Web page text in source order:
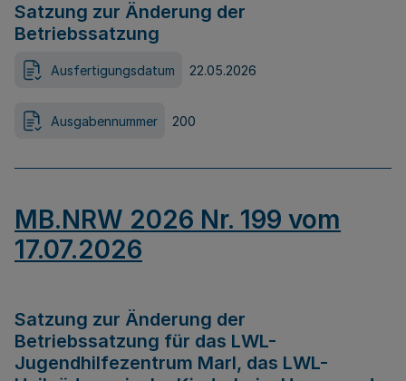
Satzung zur Änderung der
Betriebssatzung
Ausfertigungsdatum 22.05.2026
Ausgabennummer 200
MB.NRW 2026 Nr. 199 vom
17.07.2026
Satzung zur Änderung der
Betriebssatzung für das LWL-
Jugendhilfezentrum Marl, das LWL-